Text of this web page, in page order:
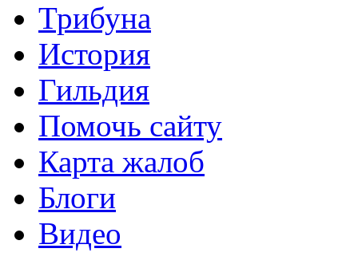
Трибуна
История
Гильдия
Помочь сайту
Карта жалоб
Блоги
Видео